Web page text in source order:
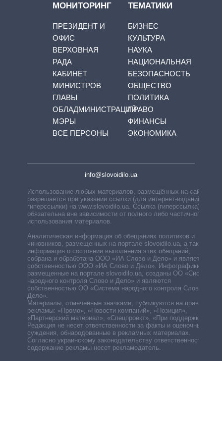
МОНИТОРИНГ
ПРЕЗИДЕНТ И
ОФИС
ВЕРХОВНАЯ
РАДА
КАБИНЕТ
МИНИСТРОВ
ГЛАВЫ
ОБЛАДМИНИСТРАЦИЙ
МЭРЫ
ВСЕ ПЕРСОНЫ
ТЕМАТИКИ
БИЗНЕС
КУЛЬТУРА
НАУКА
НАЦИОНАЛЬНАЯ
БЕЗОПАСНОСТЬ
ОБЩЕСТВО
ПОЛИТИКА
ПРАВО
ФИНАНСЫ
ЭКОНОМИКА
info@slovoidilo.ua
Использование любых материалов, размещённых на сайте,
разрешается при указании ссылки (для интернет-изданий —
гиперссылки) на www.slovoidilo.ua. Ссылка (гиперссылка)
обязательна вне зависимости от полного либо частичного
использования материалов.
Аналитическая информация об обещаниях политиков и
чиновников, размещенных на портале slovoidilo.ua, а также
информация о состоянии выполнения этих обещаний,
собрана и обработана ООО «ИА Слово и Дело» и является
собственностью ООО «ИА Слово и Дело». Инфографики,
размещенные на портале slovoidilo.ua, созданы ОО «Система
народного контроля Слово и Дело» и являются
собственностью ОО «Система народного контроля Слово и
Дело».
Материалы, отмеченные значками, публикуются на правах
рекламы: «Промо», «Новости компаний», «Позиция»,
«Партнерский материал», «Спецпроект», «При поддержке».
Редакция не несет ответственности за факты и оценочные
суждения, обнародованные в рекламных материалах.
Согласно украинскому законодательству ответственность за
содержание рекламы несет рекламодатель.